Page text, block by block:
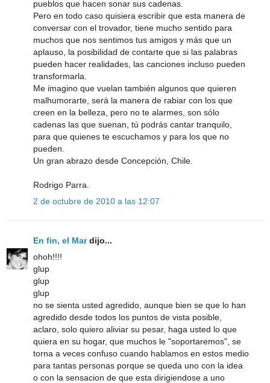
pueblos que hacen sonar sus cadenas.
Pero en todo caso quisiera escribir que esta manera de
conversar con el trovador, tiene mucho sentido para
muchos que nos sentimos tus amigos y más que un
aplauso, la posibilidad de contarte que si las palabras
pueden hacer realidades, las canciones incluso pueden
transformarla.
Me imagino que vuelan también algunos que quieren
malhumorarte, será la manera de rabiar con los que
creen en la belleza, pero no te alarmes, son sólo
cadenas las que suenan, tú podrás cantar tranquilo,
para que quienes te escuchamos y para los que no
pueden.
Un gran abrazo desde Concepción, Chile.
Rodrigo Parra.
2 de octubre de 2010 a las 12:07
En fin, el Mardijo...
ohoh!!!!
glup
glup
glup
no se sienta usted agredido, aunque bien se que lo han
agredido desde todos los puntos de vista posible,
aclaro, solo quiero aliviar su pesar, haga usted lo que
quiera en su hogar, que muchos le "soportaremos", se
torna a veces confuso cuando hablamos en estos medio
para tantas personas porque se queda uno con la idea
o con la sensacion de que esta dirigiendose a uno